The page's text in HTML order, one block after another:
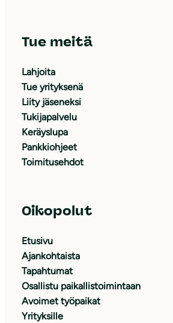
Tue meitä
Lahjoita
Tue yrityksenä
Liity jäseneksi
Tukijapalvelu
Keräyslupa
Pankkiohjeet
Toimitusehdot
Oikopolut
Etusivu
Ajankohtaista
Tapahtumat
Osallistu paikallistoimintaan
Avoimet työpaikat
Yrityksille